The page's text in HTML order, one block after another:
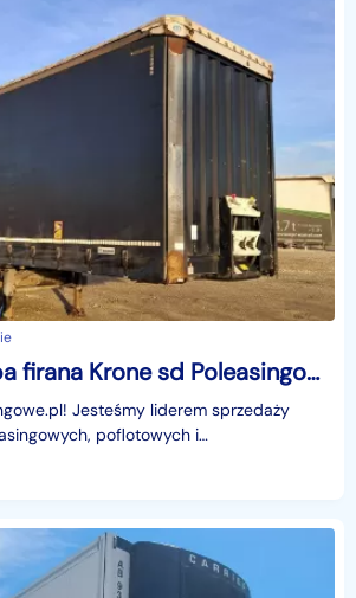
Krone naczepa firana Krone sd Poleasingowe.pl Krone sd Krone sd Poleasingowe.pl
Jesteśmy liderem sprzedaży
poflotowych i
dla was świetną okazję! Zobaczcie